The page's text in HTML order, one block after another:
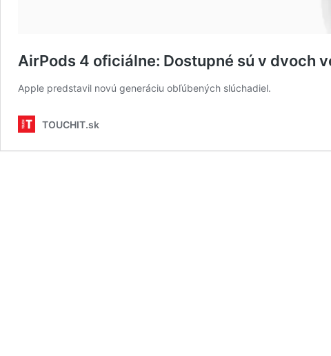
AirPods 4 oficiálne: Dostupné sú v dvoch
Apple predstavil novú generáciu obľúbených slúchadiel.
TOUCHIT.sk